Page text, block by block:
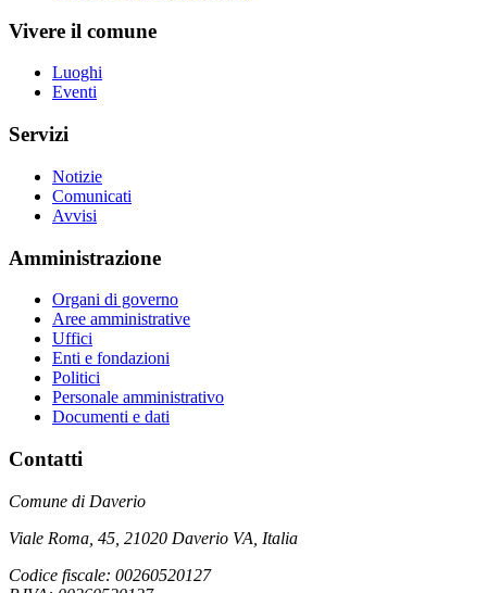
Vivere il comune
Luoghi
Eventi
Servizi
Notizie
Comunicati
Avvisi
Amministrazione
Organi di governo
Aree amministrative
Uffici
Enti e fondazioni
Politici
Personale amministrativo
Documenti e dati
Contatti
Comune di Daverio
Viale Roma, 45, 21020 Daverio VA, Italia
Codice fiscale: 00260520127